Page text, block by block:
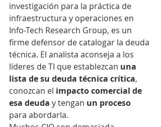
investigación para la práctica de
infraestructura y operaciones en
Info-Tech Research Group, es un
firme defensor de catalogar la deuda
técnica. El analista aconseja a los
líderes de TI que establezcan una
lista de su deuda técnica crítica,
conozcan el impacto comercial de
esa deuda y tengan un proceso
para abordarla.